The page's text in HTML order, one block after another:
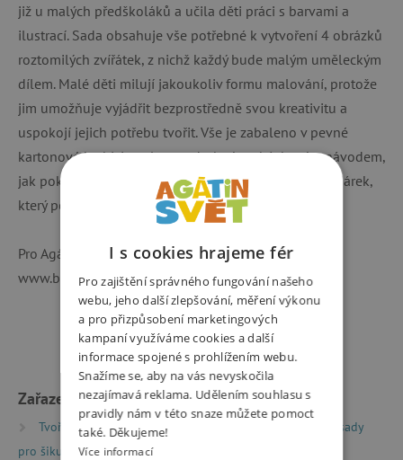
již u malých předškoláků a učila děti práci s barvami a
ilustrací. Sada obsahuje vše potřebné k vytvoření 4 obrázků
roztomilých zvířátek, z nichž každý bude malým uměleckým
dílem. Malé děti milují jakoukoliv formu malování, protože
jim umožňuje vyjádřit bezprostředně svou kreativitu a
uspokojí jejich potřebu tvořit. Vše je zabaleno v pevné
kartonové krabici spolu s podrobným obázkovým návodem,
jak pokračovat "krok za krokem". Tato sada je krásný dárek,
který potěší každé dítě.
Pro Agátin svět vyfotografovala Jana Chlupová -
www.blogzrzky.cz.
Zařazeno v kategoriích
Tvoření Kreativní sady a vyrábění
Kreativní sady
pro šikuly
I s cookies hrajeme fér
Pro zajištění správného fungování našeho
webu, jeho další zlepšování, měření výkonu
a pro přizpůsobení marketingových
kampaní využíváme cookies a další
informace spojené s prohlížením webu.
Snažíme se, aby na vás nevyskočila
nezajímavá reklama. Udělením souhlasu s
pravidly nám v této snaze můžete pomoct
také. Děkujeme!
Více informací